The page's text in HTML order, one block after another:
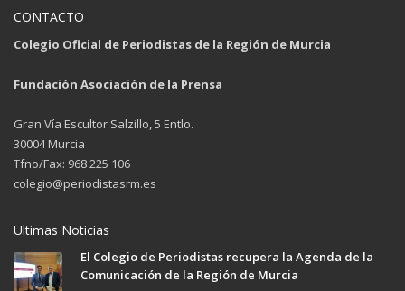
CONTACTO
Colegio Oficial de Periodistas de la Región de Murcia
Fundación Asociación de la Prensa
Gran Vía Escultor Salzillo, 5 Entlo.
30004 Murcia
Tfno/Fax: 968 225 106
colegio@periodistasrm.es
Ultimas Noticias
El Colegio de Periodistas recupera la Agenda de la
Comunicación de la Región de Murcia